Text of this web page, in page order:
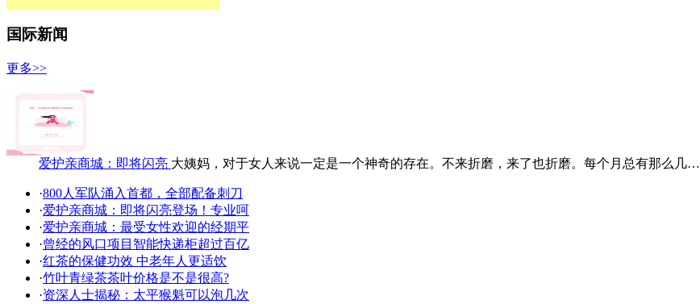
国际新闻
更多>>
爱护亲商城：即将闪亮 大姨妈，对于女人来说一定是一个神奇的存在。不来折磨，来了也折磨。每个月总有那么几…
·800人军队涌入首都，全部配备刺刀
·爱护亲商城：即将闪亮登场！专业呵
·爱护亲商城：最受女性欢迎的经期平
·曾经的风口项目智能快递柜超过百亿
·红茶的保健功效 中老年人更适饮
·竹叶青绿茶茶叶价格是不是很高?
·资深人士揭秘：太平猴魁可以泡几次